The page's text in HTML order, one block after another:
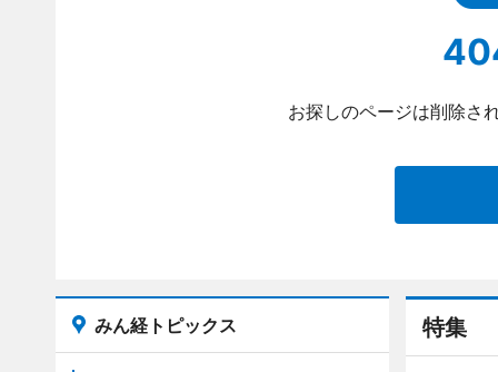
お探しのページは削除さ
特集
みん経トピックス